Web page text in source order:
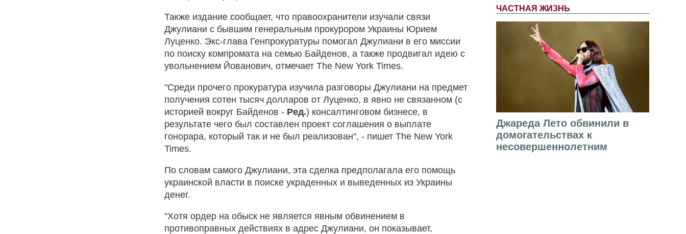
ЧАСТНАЯ ЖИЗНЬ
Джареда Лето обвинили в
домогательствах к
несовершеннолетним
Также издание сообщает, что правоохранители изучали связи
Джулиани с бывшим генеральным прокурором Украины Юрием
Луценко. Экс-глава Генпрокуратуры помогал Джулиани в его миссии
по поиску компромата на семью Байденов, а также продвигал идею с
увольнением Йованович, отмечает The New York Times.
"Среди прочего прокуратура изучила разговоры Джулиани на предмет
получения сотен тысяч долларов от Луценко, в явно не связанном (с
историей вокруг Байденов - Ред.) консалтинговом бизнесе, в
результате чего был составлен проект соглашения о выплате
гонорара, который так и не был реализован", - пишет The New York
Times.
По словам самого Джулиани, эта сделка предполагала его помощь
украинской власти в поиске украденных и выведенных из Украины
денег.
"Хотя ордер на обыск не является явным обвинением в
противоправных действиях в адрес Джулиани, он показывает,